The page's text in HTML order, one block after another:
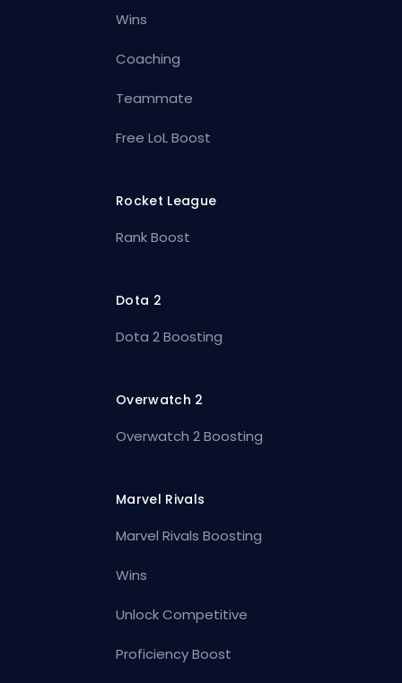
Wins
Coaching
Teammate
Free LoL Boost
Rocket League
Rank Boost
Dota 2
Dota 2 Boosting
Overwatch 2
Overwatch 2 Boosting
Marvel Rivals
Marvel Rivals Boosting
Wins
Unlock Competitive
Proficiency Boost